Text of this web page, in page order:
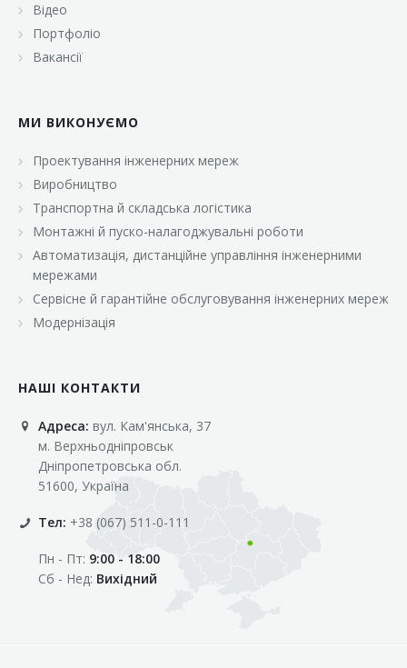
Відео
Портфоліо
Вакансії
МИ ВИКОНУЄМО
Проектування інженерних мереж
Виробництво
Транспортна й складська логістика
Монтажні й пуско-налагоджувальні роботи
Автоматизація, дистанційне управління інженерними
мережами
Сервісне й гарантійне обслуговування інженерних мереж
Модернізація
НАШІ КОНТАКТИ
Адреса: вул. Кам'янська, 37
м. Верхньодніпровськ
Дніпропетровська обл.
51600, Україна
Тел: +38 (067) 511-0-111
Пн - Пт: 9:00 - 18:00
Сб - Нед: Вихідний